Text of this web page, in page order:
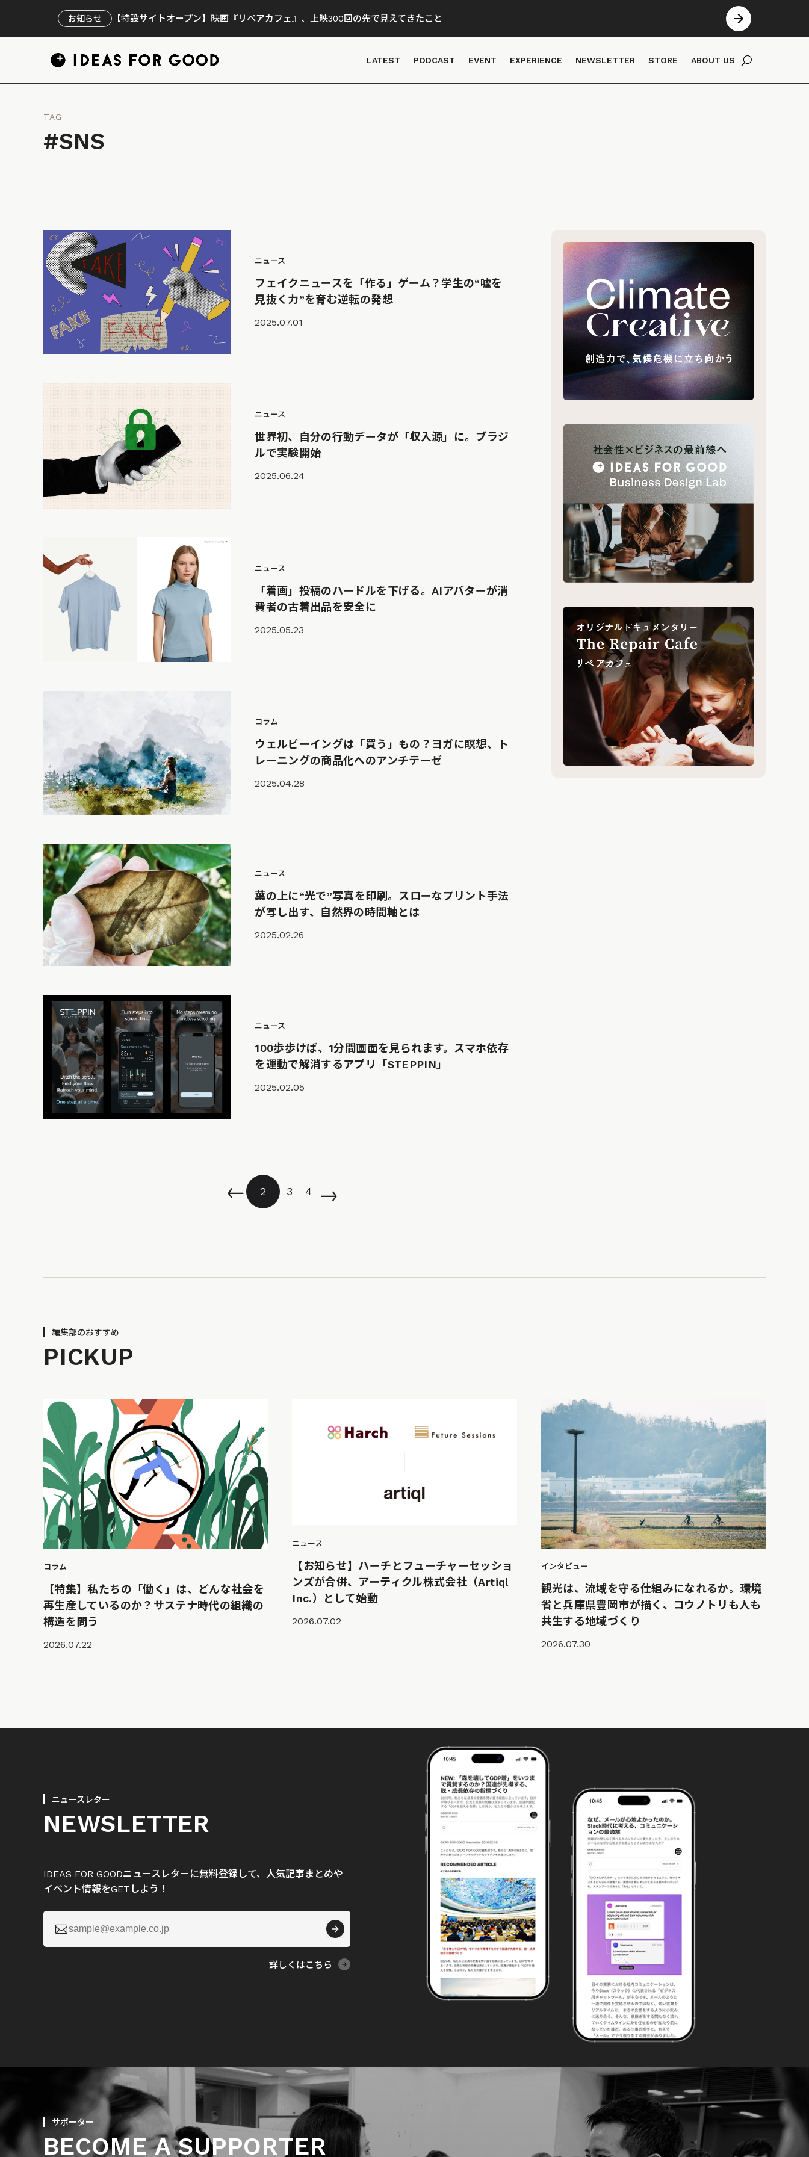
お知らせ 【特設サイトオープン】映画『リペアカフェ』、上映300回の先で見えてきたこと
LATEST PODCAST EVENT EXPERIENCE NEWSLETTER STORE ABOUT US
TAG
#SNS
ニュース
フェイクニュースを「作る」ゲーム？学生の“嘘を
見抜く力”を育む逆転の発想
2025.07.01
ニュース
世界初、自分の行動データが「収入源」に。ブラジ
ルで実験開始
2025.06.24
ニュース
「着画」投稿のハードルを下げる。AIアバターが消
費者の古着出品を安全に
2025.05.23
コラム
ウェルビーイングは「買う」もの？ヨガに瞑想、ト
レーニングの商品化へのアンチテーゼ
2025.04.28
ニュース
葉の上に“光で”写真を印刷。スローなプリント手法
が写し出す、自然界の時間軸とは
2025.02.26
ニュース
100歩歩けば、1分間画面を見られます。スマホ依存
を運動で解消するアプリ「STEPPIN」
2025.02.05
← 2 3 4 →
編集部のおすすめ
PICKUP
コラム
【特集】私たちの「働く」は、どんな社会を
再生産しているのか？サステナ時代の組織の
構造を問う
2026.07.22
ニュース
【お知らせ】ハーチとフューチャーセッショ
ンズが合併、アーティクル株式会社（Artiql
Inc.）として始動
2026.07.02
インタビュー
観光は、流域を守る仕組みになれるか。環境
省と兵庫県豊岡市が描く、コウノトリも人も
共生する地域づくり
2026.07.30
ニュースレター
NEWSLETTER
IDEAS FOR GOODニュースレターに無料登録して、人気記事まとめや
イベント情報をGETしよう！

詳しくはこちら
サポーター
BECOME A SUPPORTER